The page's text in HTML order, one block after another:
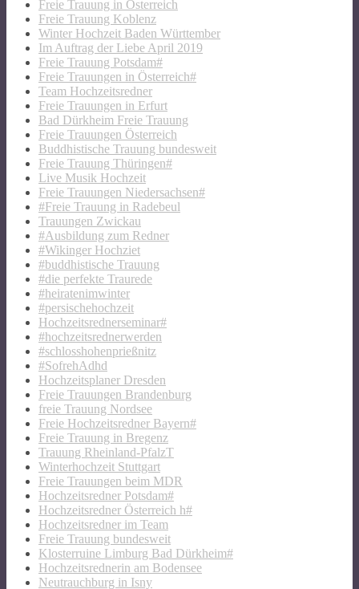
Freie Trauung in Österreich
Freie Trauung Koblenz
Winter Hochzeit Baden Württember
Im Auftrag der Liebe April 2019
Freie Trauung Potsdam#
Freie Trauungen in Österreich#
Team Hochzeitsredner
Freie Trauungen in Erfurt
Bad Dürkheim Freie Trauung
Freie Trauungen Österreich
Buddhistische Trauung bundesweit
Freie Trauung Thüringen#
Live Musik Hochzeit
Freie Trauungen Niedersachsen#
#Freie Trauung in Radebeul
Trauungen Zwickau
#Ausbildung zum Redner
#Wikinger Hochziet
#buddhistische Trauung
#die perfekte Traurede
#heiratenimwinter
#persischehochzeit
Hochzeitsrednerseminar#
#hochzeitsrednerwerden
#schlosshohenprießnitz
#SofrehAdhd
Hochzeitsplaner Dresden
Freie Trauungen Brandenburg
freie Trauung Nordsee
Freie Hochzeitsredner Bayern#
Freie Trauung in Bregenz
Trauung Rheinland-PfalzT
Winterhochzeit Stuttgart
Freie Trauungen beim MDR
Hochzeitsredner Potsdam#
Hochzeitsredner Österreich h#
Hochzeitsredner im Team
Freie Trauung bundesweit
Klosterruine Limburg Bad Dürkheim#
Hochzeitsrednerin am Bodensee
Neutrauchburg in Isny